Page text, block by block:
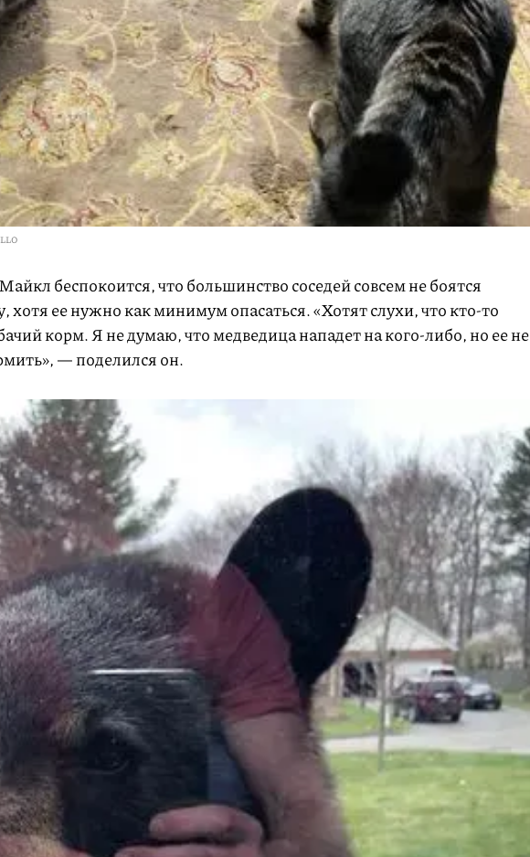
беспокоится, что большинство соседей совсем не боятся
хотя ее нужно как минимум опасаться. «Хотят слухи, что кто-то
корм. Я не думаю, что медведица нападет на кого-либо, но ее не
— поделился он.